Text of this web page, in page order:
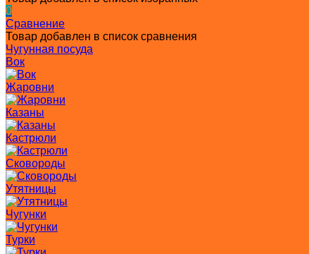
0
Сравнение
Товар добавлен в список сравнения
Чугунная посуда
Вок
Жаровни
Казаны
Кастрюли
Сковороды
Утятницы
Чугунки
Турки